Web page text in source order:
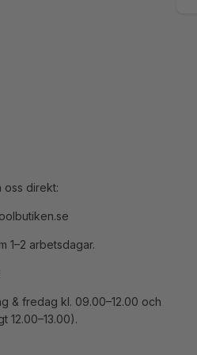
oss direkt:
1–2 arbetsdagar.
& fredag kl. 09.00–12.00 och
12.00–13.00).